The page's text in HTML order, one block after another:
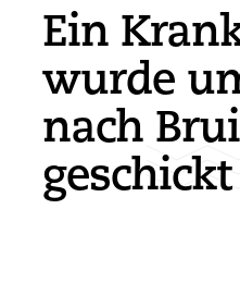
Übernachtung
Geschäfte
Natur & wasser
Sport
Sehenswürdigkeiten
Geschichte
Zugänglichkeit
Parken
Wohnumfeld
Um zu unternehmen
Stellenangebote
Stellenangebote
Unternehmen
Neuigkeiten
Ein
wurde
nach
geschickt